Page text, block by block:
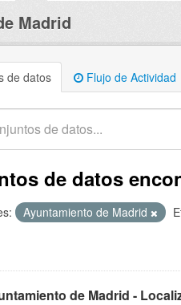
Madrid
de datos Flujo de Actividad
de datos
Ayuntamiento de Madrid
de Madrid -